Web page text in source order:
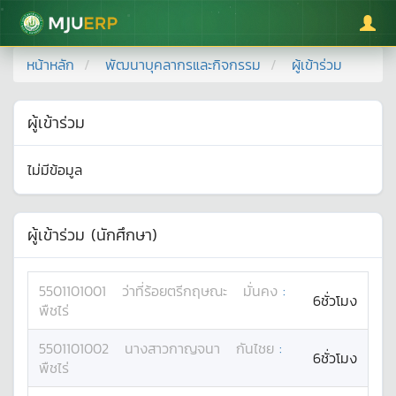
มหาวิทยาลัยแม่โจ้
หน้าหลัก พัฒนาบุคลากรและกิจกรรม ผู้เข้าร่วม
ผู้เข้าร่วม
ไม่มีข้อมูล
ผู้เข้าร่วม (นักศึกษา)
5501101001 ว่าที่ร้อยตรีกฤษณะ มั่นคง :
พืชไร่
6ชั่วโมง
5501101002 นางสาวกาญจนา กันไชย :
พืชไร่
6ชั่วโมง